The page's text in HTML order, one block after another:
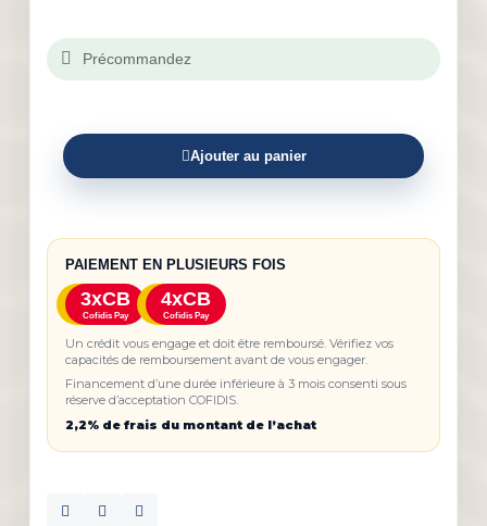
Précommandez
Ajouter au panier
PAIEMENT EN PLUSIEURS FOIS
3xCB
Cofidis Pay
4xCB
Cofidis Pay
Un crédit vous engage et doit être remboursé. Vérifiez vos
capacités de remboursement avant de vous engager.
Financement d’une durée inférieure à 3 mois consenti sous
réserve d’acceptation COFIDIS.
2,2% de frais du montant de l’achat